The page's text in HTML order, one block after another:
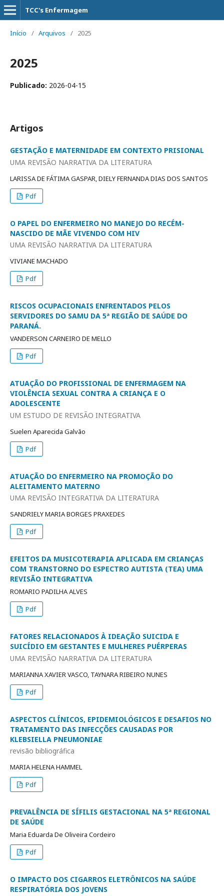
TCC's Enfermagem
Início / Arquivos / 2025
2025
Publicado: 2026-04-15
Artigos
GESTAÇÃO E MATERNIDADE EM CONTEXTO PRISIONAL
UMA REVISÃO NARRATIVA DA LITERATURA
LARISSA DE FÁTIMA GASPAR, DIELY FERNANDA DIAS DOS SANTOS
Pdf
O PAPEL DO ENFERMEIRO NO MANEJO DO RECÉM-
NASCIDO DE MÃE VIVENDO COM HIV
UMA REVISÃO NARRATIVA DA LITERATURA
VIVIANE MACHADO
Pdf
RISCOS OCUPACIONAIS ENFRENTADOS PELOS
SERVIDORES DO SAMU DA 5ª REGIÃO DE SAÚDE DO
PARANÁ.
VANDERSON CARNEIRO DE MELLO
Pdf
ATUAÇÃO DO PROFISSIONAL DE ENFERMAGEM NA
VIOLÊNCIA SEXUAL CONTRA A CRIANÇA E O
ADOLESCENTE
UM ESTUDO DE REVISÃO INTEGRATIVA
Suelen Aparecida Galvão
Pdf
ATUAÇÃO DO ENFERMEIRO NA PROMOÇÃO DO
ALEITAMENTO MATERNO
UMA REVISÃO INTEGRATIVA DA LITERATURA
SANDRIELY MARIA BORGES PRAXEDES
Pdf
EFEITOS DA MUSICOTERAPIA APLICADA EM CRIANÇAS
COM TRANSTORNO DO ESPECTRO AUTISTA (TEA) UMA
REVISÃO INTEGRATIVA
ROMARIO PADILHA ALVES
Pdf
FATORES RELACIONADOS À IDEAÇÃO SUICIDA E
SUICÍDIO EM GESTANTES E MULHERES PUÉRPERAS
UMA REVISÃO NARRATIVA DA LITERATURA
MARIANNA XAVIER VASCO, TAYNARA RIBEIRO NUNES
Pdf
ASPECTOS CLÍNICOS, EPIDEMIOLÓGICOS E DESAFIOS NO
TRATAMENTO DAS INFECÇÕES CAUSADAS POR
KLEBSIELLA PNEUMONIAE
revisão bibliográfica
MARIA HELENA HAMMEL
Pdf
PREVALÊNCIA DE SÍFILIS GESTACIONAL NA 5ª REGIONAL
DE SAÚDE
Maria Eduarda De Oliveira Cordeiro
Pdf
O IMPACTO DOS CIGARROS ELETRÔNICOS NA SAÚDE
RESPIRATÓRIA DOS JOVENS